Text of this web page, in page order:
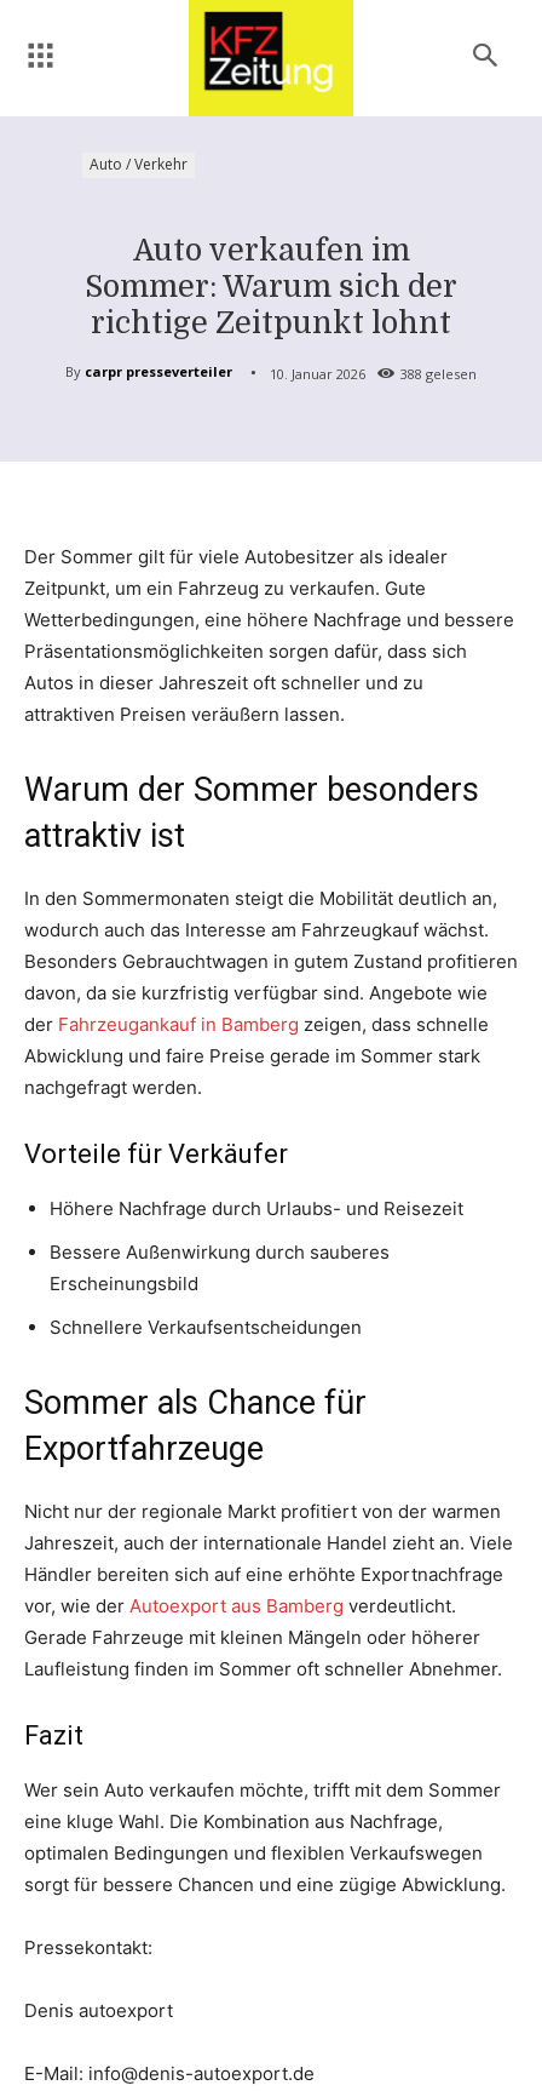
Auto / Verkehr
Auto verkaufen im
Sommer: Warum sich der
richtige Zeitpunkt lohnt
By carpr presseverteiler 10. Januar 2026 388 gelesen
Der Sommer gilt für viele Autobesitzer als idealer
Zeitpunkt, um ein Fahrzeug zu verkaufen. Gute
Wetterbedingungen, eine höhere Nachfrage und bessere
Präsentationsmöglichkeiten sorgen dafür, dass sich
Autos in dieser Jahreszeit oft schneller und zu
attraktiven Preisen veräußern lassen.
Warum der Sommer besonders
attraktiv ist
In den Sommermonaten steigt die Mobilität deutlich an,
wodurch auch das Interesse am Fahrzeugkauf wächst.
Besonders Gebrauchtwagen in gutem Zustand profitieren
davon, da sie kurzfristig verfügbar sind. Angebote wie
der Fahrzeugankauf in Bamberg zeigen, dass schnelle
Abwicklung und faire Preise gerade im Sommer stark
nachgefragt werden.
Vorteile für Verkäufer
Höhere Nachfrage durch Urlaubs- und Reisezeit
Bessere Außenwirkung durch sauberes
Erscheinungsbild
Schnellere Verkaufsentscheidungen
Sommer als Chance für
Exportfahrzeuge
Nicht nur der regionale Markt profitiert von der warmen
Jahreszeit, auch der internationale Handel zieht an. Viele
Händler bereiten sich auf eine erhöhte Exportnachfrage
vor, wie der Autoexport aus Bamberg verdeutlicht.
Gerade Fahrzeuge mit kleinen Mängeln oder höherer
Laufleistung finden im Sommer oft schneller Abnehmer.
Fazit
Wer sein Auto verkaufen möchte, trifft mit dem Sommer
eine kluge Wahl. Die Kombination aus Nachfrage,
optimalen Bedingungen und flexiblen Verkaufswegen
sorgt für bessere Chancen und eine zügige Abwicklung.
Pressekontakt:
Denis autoexport
E-Mail: info@denis-autoexport.de